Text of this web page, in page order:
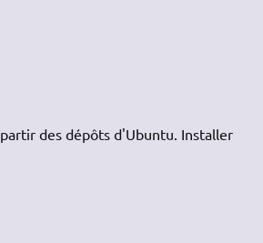
des dépôts d'Ubuntu. Installer